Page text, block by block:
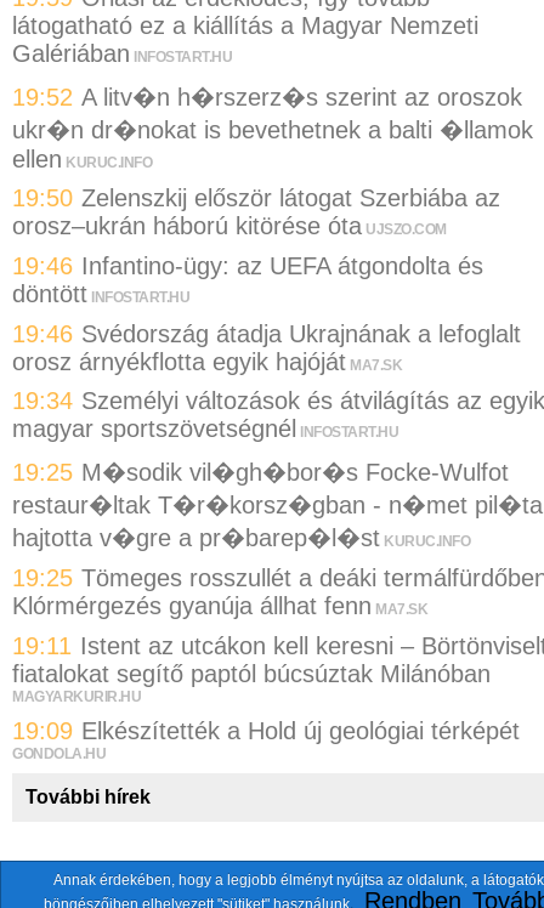
látogatható ez a kiállítás a Magyar Nemzeti
Galériában
INFOSTART.HU
19:52 A litv�n h�rszerz�s szerint az oroszok
ukr�n dr�nokat is bevethetnek a balti �llamok
ellen KURUC.INFO
19:50 Zelenszkij először látogat Szerbiába az
orosz–ukrán háború kitörése óta UJSZO.COM
19:46 Infantino-ügy: az UEFA átgondolta és
döntött INFOSTART.HU
19:46 Svédország átadja Ukrajnának a lefoglalt
orosz árnyékflotta egyik hajóját MA7.SK
19:34 Személyi változások és átvilágítás az egyik
magyar sportszövetségnél
INFOSTART.HU
19:25 M�sodik vil�gh�bor�s Focke-Wulfot
restaur�ltak T�r�korsz�gban - n�met pil�ta
hajtotta v�gre a pr�barep�l�st KURUC.INFO
19:25 Tömeges rosszullét a deáki
Klórmérgezés gyanúja állhat fenn MA7.SK
19:11 Istent az utcákon kell keresni –
fiatalokat segítő paptól búcsúztak Milánóban
MAGYARKURIR.HU
19:09 Elkészítették a Hold új geológiai térképét
GONDOLA.HU
További hírek
A fentiekkel együtt összesen118 oldaltszemlézünk.
Annak érdekében, hogy a legjobb élményt nyújtsa az oldalunk, a látogatók
böngészőiben elhelyezett "sütiket" használunk.
Rendben